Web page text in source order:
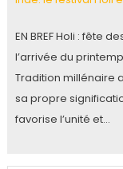
EN BREF Holi : fête
l’arrivée du
Tradition millénaire
sa propre
favorise l’unité et…